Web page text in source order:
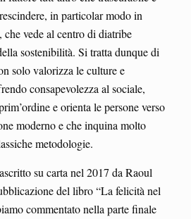
in particolar modo in
vede al centro di diatribe
sostenibilità. Si tratta dunque di
solo valorizza le culture e
consapevolezza al sociale,
e orienta le persone verso
moderno e che inquina molto
metodologie.
su carta nel 2017 da Raoul
del libro “La felicità nel
commentato nella parte finale